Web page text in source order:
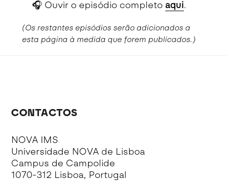
🎧 Ouvir o episódio completo aqui.
(Os restantes episódios serão adicionados a
esta página à medida que forem publicados.)
CONTACTOS
NOVA IMS
Universidade NOVA de Lisboa
Campus de Campolide
1070-312 Lisboa, Portugal